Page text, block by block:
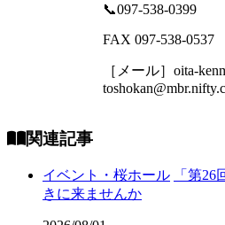
📞097-538-0399
FAX 097-538-0537
［メール］oita-
関連記事
イベント・桜ホール
「第
きに来ませんか